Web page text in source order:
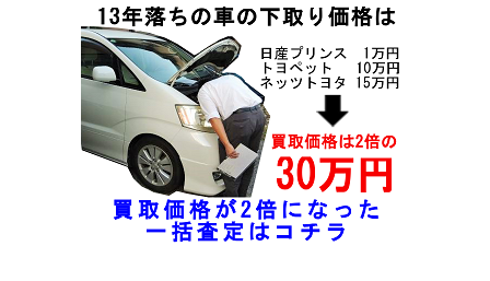
価格と下取り価格は？
車の無料一括買取査定サイトから見積も
り依頼のやり方は超簡単